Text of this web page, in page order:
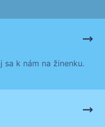
sa k nám na žinenku.